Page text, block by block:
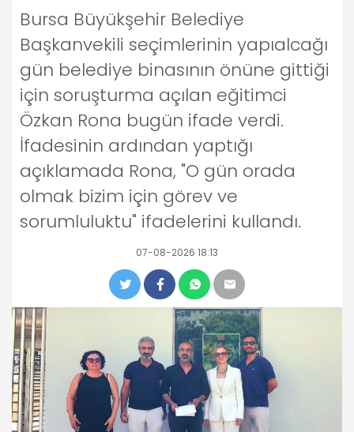
Bursa Büyükşehir Belediye
Başkanvekili seçimlerinin yapıalcağı
gün belediye binasının önüne gittiği
için soruşturma açılan eğitimci
Özkan Rona bugün ifade verdi.
İfadesinin ardından yaptığı
açıklamada Rona, "O gün orada
olmak bizim için görev ve
sorumluluktu" ifadelerini kullandı.
07-08-2026 18:13